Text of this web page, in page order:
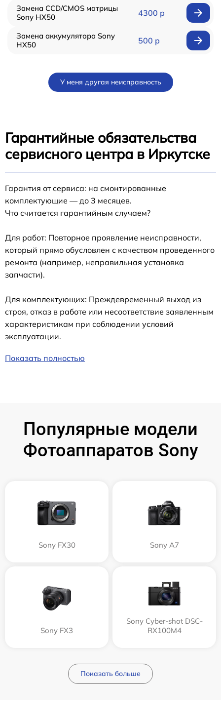
Замена CCD/CMOS матрицы
Sony HX50
4300 р
Замена аккумулятора Sony
HX50
500 р
У меня другая неисправность
Гарантийные обязательства
сервисного центра в Иркутске
Гарантия от сервиса: на смонтированные
комплектующие — до 3 месяцев.
Что считается гарантийным случаем?
Для работ: Повторное проявление неисправности,
который прямо обусловлен с качеством проведенного
ремонта (например, неправильная установка
запчасти).
Для комплектующих: Преждевременный выход из
строя, отказ в работе или несоответствие заявленным
характеристикам при соблюдении условий
эксплуатации.
Показать полностью
Популярные модели
Фотоаппаратов Sony
Sony FX30 Sony A7
Sony FX3
Sony Cyber-shot DSC-
RX100M4
Показать больше